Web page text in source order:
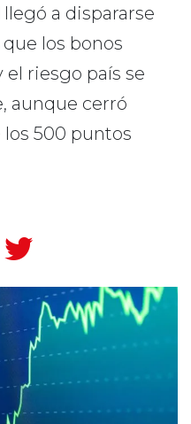
a dispararse
los bonos
el riesgo país se
aunque cerró
500 puntos